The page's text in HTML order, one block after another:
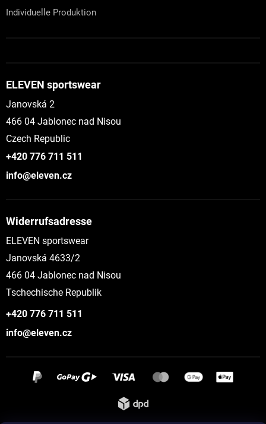
Individuelle Produktion
ELEVEN sportswear
Janovská 2
466 04 Jablonec nad Nisou
Czech Republic
+420 776 711 511
info@eleven.cz
Widerrufsadresse
ELEVEN sportswear
Janovská 4633/2
466 04 Jablonec nad Nisou
Tschechische Republik
+420 776 711 511
info@eleven.cz